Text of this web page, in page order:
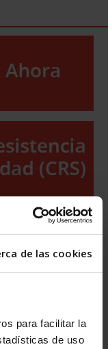
de las cookies
para facilitar la
de uso